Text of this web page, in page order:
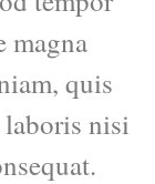
magna
quis
nisi